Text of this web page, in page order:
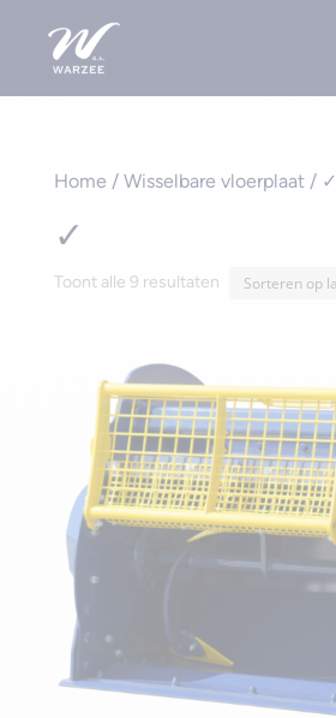
Home / Wisselbare vloerplaat / ✓
✓
Toont alle 9 resultatenGesorteerd